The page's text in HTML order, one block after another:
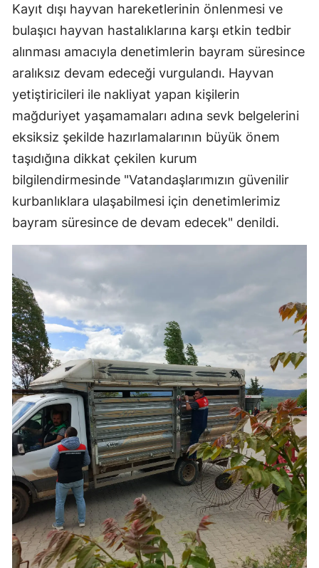
Şırnak
Bartın
Ardahan
Iğdır
Yalova
Kilis
Osmaniye
Kayıt dışı hayvan hareketlerinin önlenmesi ve
bulaşıcı hayvan hastalıklarına karşı etkin tedbir
alınması amacıyla denetimlerin bayram süresince
aralıksız devam edeceği vurgulandı. Hayvan
yetiştiricileri ile nakliyat yapan kişilerin
mağduriyet yaşamamaları adına sevk belgelerini
eksiksiz şekilde hazırlamalarının büyük önem
taşıdığına dikkat çekilen kurum
bilgilendirmesinde "Vatandaşlarımızın güvenilir
kurbanlıklara ulaşabilmesi için denetimlerimiz
bayram süresince de devam edecek" denildi.